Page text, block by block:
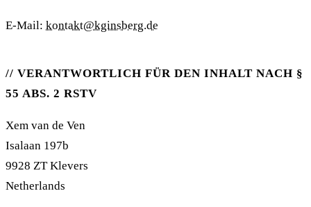
E-Mail: kontakt@kginsberg.de
VERANTWORTLICH FÜR DEN INHALT NACH §
55 ABS. 2 RSTV
Xem van de Ven
Isalaan 197b
9928 ZT Klevers
Netherlands